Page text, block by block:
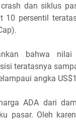
dan siklus
10 persentil
bahwa
teratasnya
angka
ADA dari
pasar. Oleh